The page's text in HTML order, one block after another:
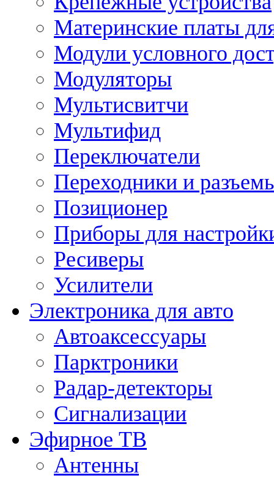
Материнские платы
Модули условного
Модуляторы
Мультисвитчи
Мультифид
Переключатели
Переходники и
Позиционер
Приборы для
Ресиверы
Усилители
Электроника для авто
Автоаксессуары
Парктроники
Радар-детекторы
Сигнализации
Эфирное ТВ
Антенны